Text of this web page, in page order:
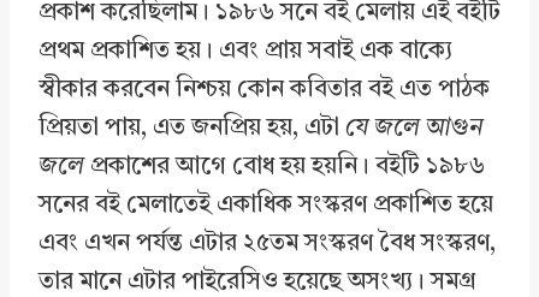
প্রকাশ করেছিলাম। ১৯৮৬ সনে বই মেলায় এই বইটি
প্রথম প্রকাশিত হয়। এবং প্রায় সবাই এক বাক্যে
স্বীকার করবেন নিশ্চয় কোন কবিতার বই এত পাঠক
প্রিয়তা পায়, এত জনপ্রিয় হয়, এটা যে জলে আগুন
জলেপ্রকাশের আগে বোধ হয় হয়নি। বইটি ১৯৮৬
সনের বই মেলাতেই একাধিক সংস্করণ প্রকাশিত হয়ে
এবং এখন পর্যন্ত এটার ২৫তম সংস্করণ বৈধ সংস্করণ,
তার মানে এটার পাইরেসিও হয়েছে অসংখ্য। সমগ্র